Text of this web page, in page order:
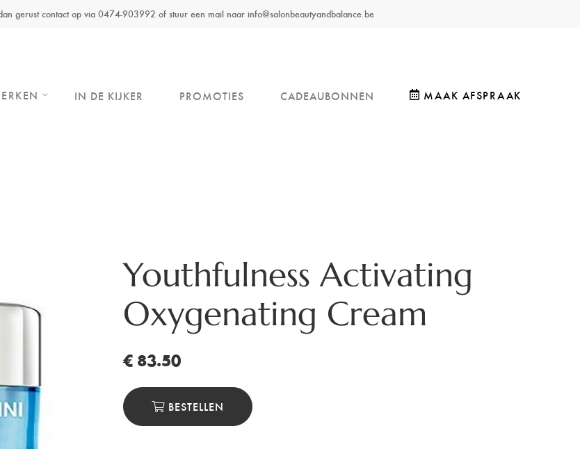
gerust contact op via 0474-903992 of stuur een mail naar info@salonbeautyandbalance.be
IN DE KIJKER PROMOTIES CADEAUBONNEN MAAK AFSPRAAK
Youthfulness Activating
Oxygenating Cream
€ 83.50
BESTELLEN